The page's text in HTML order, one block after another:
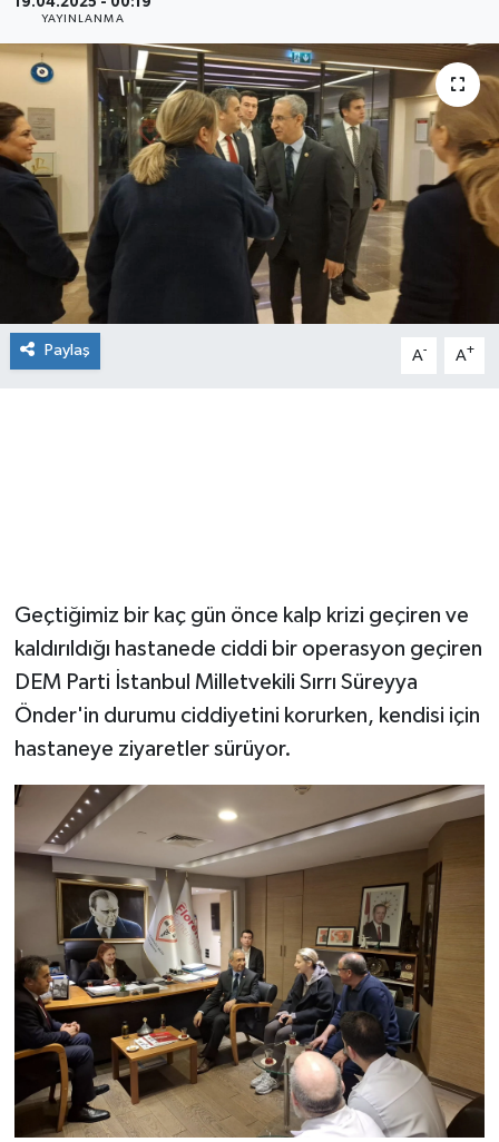
19.04.2025 - 00:19
YAYINLANMA
Paylaş A- A+
Geçtiğimiz bir kaç gün önce kalp krizi geçiren ve
kaldırıldığı hastanede ciddi bir operasyon geçiren
DEM Parti İstanbul Milletvekili Sırrı Süreyya
Önder'in durumu ciddiyetini korurken, kendisi için
hastaneye ziyaretler sürüyor.